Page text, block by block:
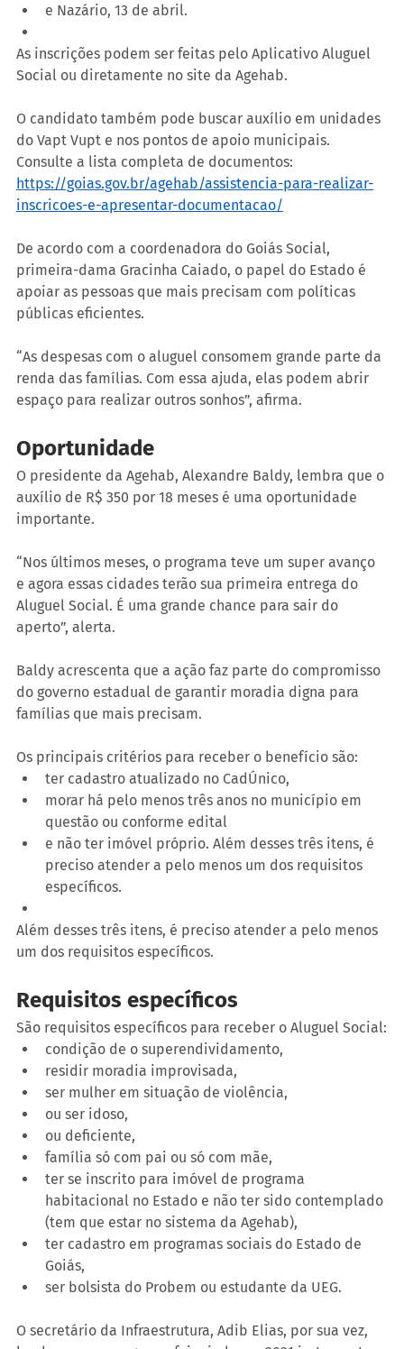
e Nazário, 13 de abril.
As inscrições podem ser feitas pelo Aplicativo Aluguel
Social ou diretamente no site da Agehab.
O candidato também pode buscar auxílio em unidades
do Vapt Vupt e nos pontos de apoio municipais.
Consulte a lista completa de documentos:
https://goias.gov.br/agehab/assistencia-para-realizar-
inscricoes-e-apresentar-documentacao/
De acordo com a coordenadora do Goiás Social,
primeira-dama Gracinha Caiado, o papel do Estado é
apoiar as pessoas que mais precisam com políticas
públicas eficientes.
“As despesas com o aluguel consomem grande parte da
renda das famílias. Com essa ajuda, elas podem abrir
espaço para realizar outros sonhos”, afirma.
Oportunidade
O presidente da Agehab, Alexandre Baldy, lembra que o
auxílio de R$ 350 por 18 meses é uma oportunidade
importante.
“Nos últimos meses, o programa teve um super avanço
e agora essas cidades terão sua primeira entrega do
Aluguel Social. É uma grande chance para sair do
aperto”, alerta.
Baldy acrescenta que a ação faz parte do compromisso
do governo estadual de garantir moradia digna para
famílias que mais precisam.
Os principais critérios para receber o benefício são:
ter cadastro atualizado no CadÚnico,
morar há pelo menos três anos no município em
questão ou conforme edital
e não ter imóvel próprio. Além desses três itens, é
preciso atender a pelo menos um dos requisitos
específicos.
Além desses três itens, é preciso atender a pelo menos
um dos requisitos específicos.
Requisitos específicos
São requisitos específicos para receber o Aluguel Social:
condição de o superendividamento,
residir moradia improvisada,
ser mulher em situação de violência,
ou ser idoso,
ou deficiente,
família só com pai ou só com mãe,
ter se inscrito para imóvel de programa
habitacional no Estado e não ter sido contemplado
(tem que estar no sistema da Agehab),
ter cadastro em programas sociais do Estado de
Goiás,
ser bolsista do Probem ou estudante da UEG.
O secretário da Infraestrutura, Adib Elias, por sua vez,